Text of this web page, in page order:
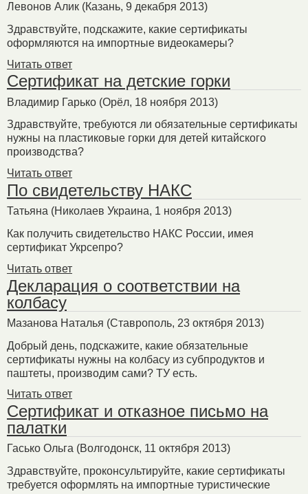
Левонов Алик (Казань, 9 декабря 2013)
Здравствуйте, подскажите, какие сертификаты
оформляются на импортные видеокамеры?
Читать ответ
Сертификат на детские горки
Владимир Гарько (Орёл, 18 ноября 2013)
Здравствуйте, требуются ли обязательные сертификаты
нужны на пластиковые горки для детей китайского
производства?
Читать ответ
По свидетельству НАКС
Татьяна (Николаев Украина, 1 ноября 2013)
Как получить свидетельство НАКС России, имея
сертификат Укрсепро?
Читать ответ
Декларация о соответствии на
колбасу
Мазанова Наталья (Ставрополь, 23 октября 2013)
Добрый день, подскажите, какие обязательные
сертификаты нужны на колбасу из субпродуктов и
паштеты, производим сами? ТУ есть.
Читать ответ
Сертификат и отказное письмо на
палатки
Гасько Ольга (Волгодонск, 11 октября 2013)
Здравствуйте, проконсультируйте, какие сертификаты
требуется оформлять на импортные туристические